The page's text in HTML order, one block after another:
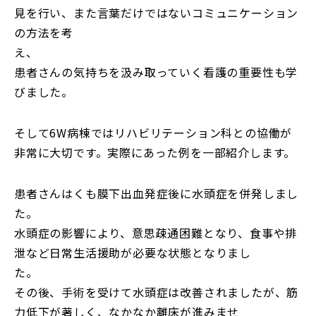
見を行い、また言葉だけではないコミュニケーション
の方法を考
え
患者さんの気持ちを汲み取っていく看護の重要性も学
びました。
そして6W病棟ではリハビリテーション科との協働が
非常に大切です。実際にあった例を一部紹介します。
患者さんはくも膜下出血発症後に水頭症を併発しまし
水頭症の影響により、意思疎通困難となり、食事や排
泄など日常生活援助が必要な状態となりまし
その後、手術を受けて水頭症は改善されましたが、筋
力低下が著しく、なかなか離床が進みませ